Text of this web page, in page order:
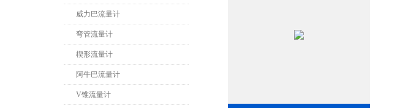
威力巴流量计
弯管流量计
楔形流量计
阿牛巴流量计
V锥流量计